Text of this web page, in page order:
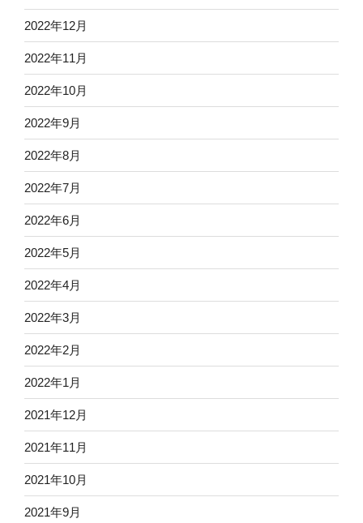
2022年12月
2022年11月
2022年10月
2022年9月
2022年8月
2022年7月
2022年6月
2022年5月
2022年4月
2022年3月
2022年2月
2022年1月
2021年12月
2021年11月
2021年10月
2021年9月